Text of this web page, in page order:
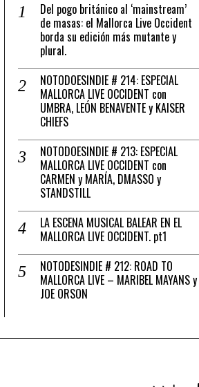
Del pogo británico al ‘mainstream’
de masas: el Mallorca Live Occident
borda su edición más mutante y
plural.
NOTODOESINDIE # 214: ESPECIAL
MALLORCA LIVE OCCIDENT con
UMBRA, LEÓN BENAVENTE y KAISER
CHIEFS
NOTODOESINDIE # 213: ESPECIAL
MALLORCA LIVE OCCIDENT con
CARMEN y MARÍA, DMASSO y
STANDSTILL
LA ESCENA MUSICAL BALEAR EN EL
MALLORCA LIVE OCCIDENT. pt1
NOTODESINDIE # 212: ROAD TO
MALLORCA LIVE – MARIBEL MAYANS y
JOE ORSON